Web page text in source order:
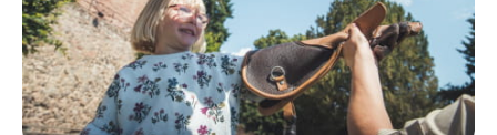
Op verzoek zijn ook uw huisdieren – katten en kleine honden –
welkom.